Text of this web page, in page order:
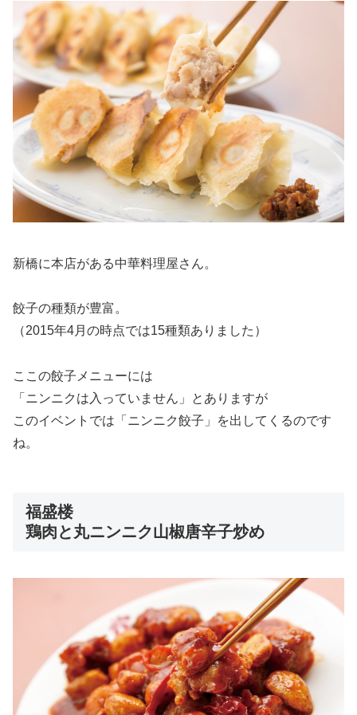
新橋に本店がある中華料理屋さん。
餃子の種類が豊富。
（2015年4月の時点では15種類ありました）
ここの餃子メニューには
「ニンニクは入っていません」とありますが
このイベントでは「ニンニク餃子」を出してくるのです
ね。
福盛楼
鶏肉と丸ニンニク山椒唐辛子炒め